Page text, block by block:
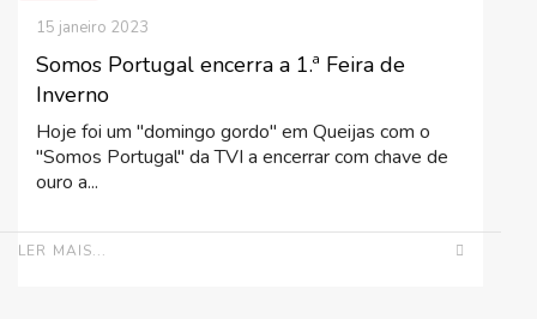
Somos Portugal encerra a 1.ª Feira de
Inverno
15 janeiro 2023
Hoje foi um "domingo gordo" em Queijas com o
"Somos Portugal" da TVI a encerrar com chave de
ouro a...
LER MAIS...